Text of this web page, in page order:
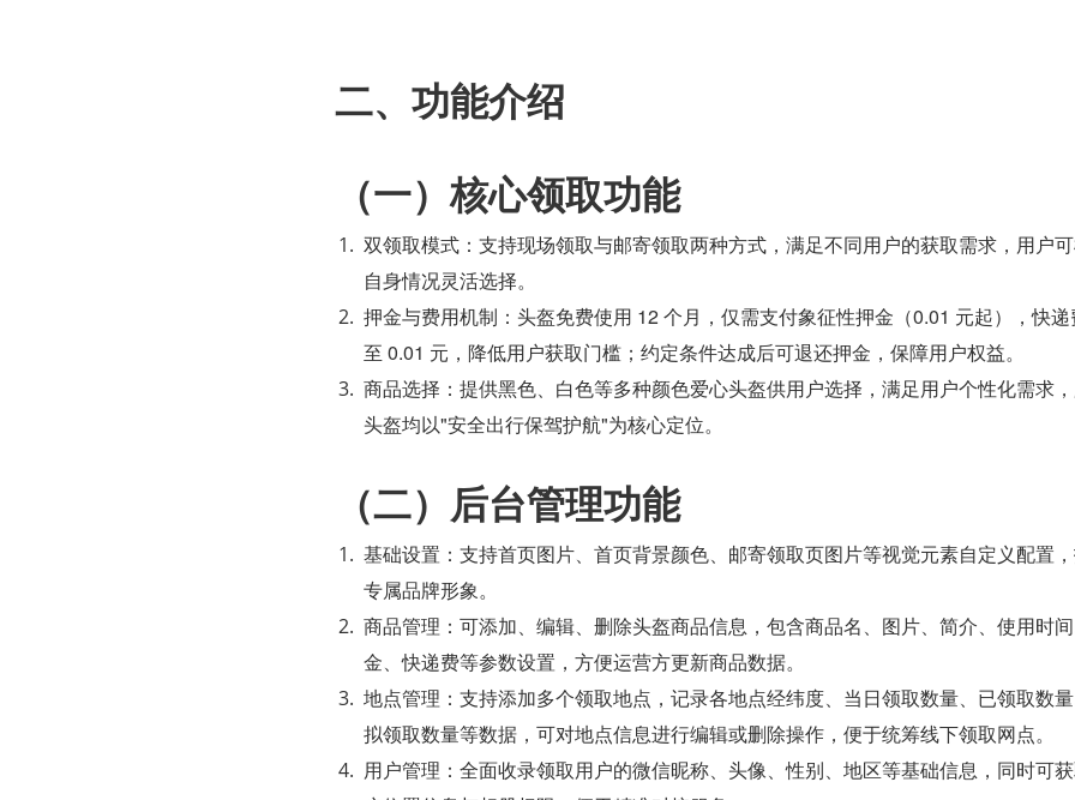
二、功能介绍
（一）核心领取功能
双领取模式：支持现场领取与邮寄领取两种方式，满足不同用户的获取需求，用户
自身情况灵活选择。
押金与费用机制：头盔免费使用 12 个月，仅需支付象征性押金（0.01 元起），快
至 0.01 元，降低用户获取门槛；约定条件达成后可退还押金，保障用户权益。
商品选择：提供黑色、白色等多种颜色爱心头盔供用户选择，满足用户个性化需求
头盔均以"安全出行保驾护航"为核心定位。
（二）后台管理功能
基础设置：支持首页图片、首页背景颜色、邮寄领取页图片等视觉元素自定义配置
专属品牌形象。
商品管理：可添加、编辑、删除头盔商品信息，包含商品名、图片、简介、使用时
金、快递费等参数设置，方便运营方更新商品数据。
地点管理：支持添加多个领取地点，记录各地点经纬度、当日领取数量、已领取数
拟领取数量等数据，可对地点信息进行编辑或删除操作，便于统筹线下领取网点。
用户管理：全面收录领取用户的微信昵称、头像、性别、地区等基础信息，同时可